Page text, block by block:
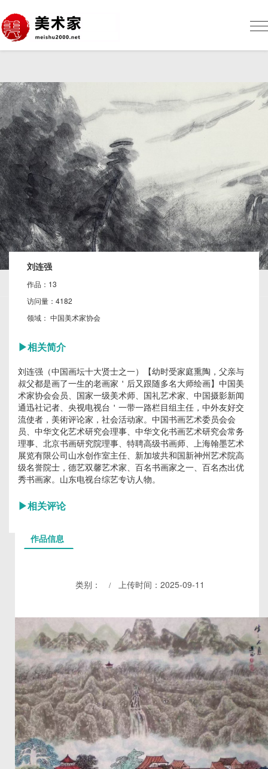
美
网
刘连强
作品： 13
访问量： 4182
领域： 中国美术家协会
▶相关简介
刘连强（中国画坛十大贤士之一）【幼时受家庭熏陶，父亲与
叔父都是画了一生的老画家＇后又跟随多名大师绘画】中国美
术家协会会员、国家一级美术师、国礼艺术家、中国摄影新闻
通迅社记者、央视电视台＇一带一路栏目组主任，中外友好交
流使者，美術评论家，社会活动家。中国书画艺术委员会会
员、中华文化艺术研究会理事、中华文化书画艺术研究会常务
理事、北京书画研究院理事、特聘高级书画师、上海翰墨艺术
展览有限公司山水创作室主任、新加坡共和国新神州艺术院高
级名誉院士，德艺双馨艺术家、百名书画家之一、百名杰出优
秀书画家。山东电视台综艺专访人物。
▶相关评论
作品信息
类别： 上传时间：2025-09-11